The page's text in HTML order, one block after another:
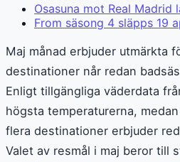
Osasuna mot Real
From säsong 4 släpps 19
Maj månad erbjuder utmärkta
destinationer når redan
Enligt tillgängliga väderdata
högsta temperaturerna,
flera destinationer erbjuder
Valet av resmål i maj beror till